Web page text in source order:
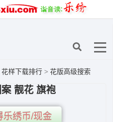
花样下载排行 > 花版高级搜索
靓花 旗袍
乐绣币/现金